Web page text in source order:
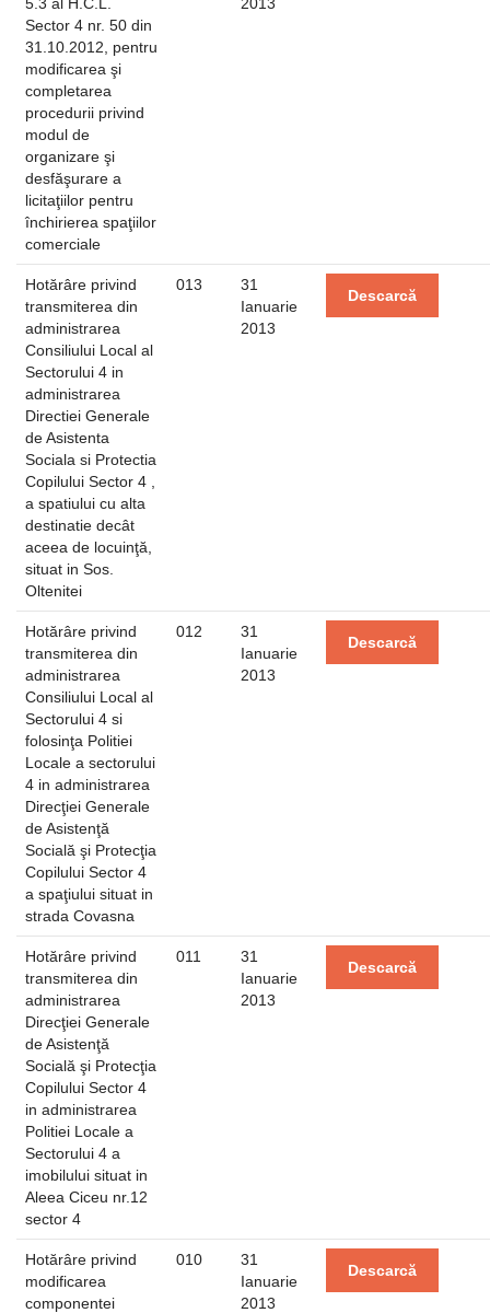
Sector 4 nr. 50 din
31.10.2012, pentru
modificarea şi
completarea
procedurii privind
modul de
organizare şi
desfăşurare a
licitaţiilor pentru
închirierea spaţiilor
comerciale
Hotărâre privind
transmiterea din
administrarea
Consiliului Local al
Sectorului 4 in
administrarea
Directiei Generale
de Asistenta
Sociala si Protectia
Copilului Sector 4 ,
a spatiului cu alta
destinatie decât
aceea de locuinţă,
situat in Sos.
Oltenitei
013
31
Ianuarie
2013
Descarcă
Hotărâre privind
transmiterea din
administrarea
Consiliului Local al
Sectorului 4 si
folosinţa Politiei
Locale a sectorului
4 in administrarea
Direcţiei Generale
de Asistenţă
Socială şi Protecţia
Copilului Sector 4
a spaţiului situat in
strada Covasna
012
31
Ianuarie
2013
Descarcă
Hotărâre privind
transmiterea din
administrarea
Direcţiei Generale
de Asistenţă
Socială şi Protecţia
Copilului Sector 4
in administrarea
Politiei Locale a
Sectorului 4 a
imobilului situat in
Aleea Ciceu nr.12
sector 4
011
31
Ianuarie
2013
Descarcă
Hotărâre privind
modificarea
componentei
010
31
Ianuarie
2013
Descarcă